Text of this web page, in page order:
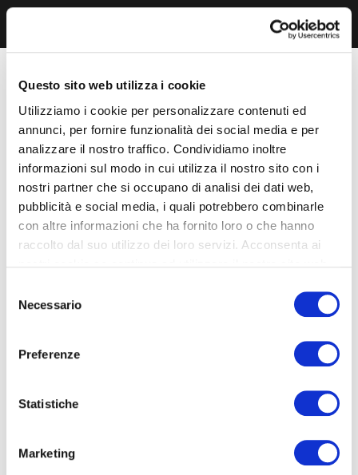
Questo sito web utilizza i cookie
Utilizziamo i cookie per personalizzare contenuti ed
annunci, per fornire funzionalità dei social media e per
analizzare il nostro traffico. Condividiamo inoltre
informazioni sul modo in cui utilizza il nostro sito con i
nostri partner che si occupano di analisi dei dati web,
pubblicità e social media, i quali potrebbero combinarle
con altre informazioni che ha fornito loro o che hanno
raccolto dal suo utilizzo dei loro servizi. Acconsenta ai
delNecessario
Preferenze
Statistiche
Marketing